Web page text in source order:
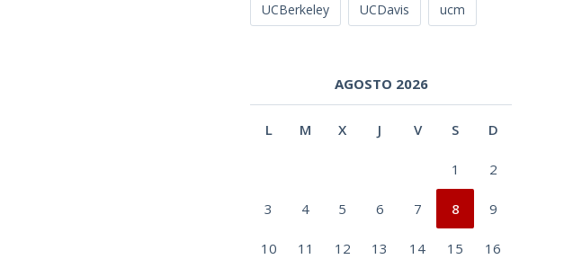
UCBerkeley UCDavis ucm
AGOSTO 2026
L M X J V S D
1 2
3 4 5 6 7 8 9
10 11 12 13 14 15 16